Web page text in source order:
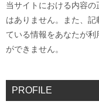
当サイトにおける内容
はありません。また、
ている情報をあなたが
ができません。
PROFILE